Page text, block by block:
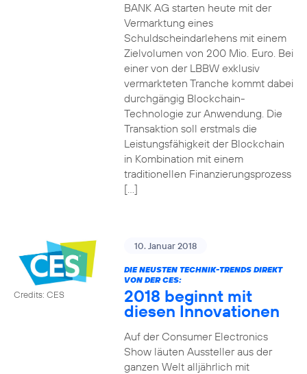
BANK AG starten heute mit der
Vermarktung eines
Schuldscheindarlehens mit einem
Zielvolumen von 200 Mio. Euro. Bei
einer von der LBBW exklusiv
vermarkteten Tranche kommt dabei
durchgängig Blockchain-
Technologie zur Anwendung. Die
Transaktion soll erstmals die
Leistungsfähigkeit der Blockchain
in Kombination mit einem
traditionellen Finanzierungsprozess
[…]
Credits: CES
10. Januar 2018
DIE NEUSTEN TECHNIK-TRENDS DIREKT
VON DER CES:
2018 beginnt mit
diesen Innovationen
Auf der Consumer Electronics
Show läuten Aussteller aus der
ganzen Welt alljährlich mit